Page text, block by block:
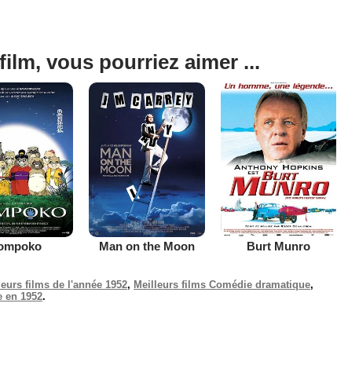
vous pourriez aimer ...
Man on the Moon Burt Munro
films de l'année 1952, Meilleurs films Comédie dramatique,
en 1952.